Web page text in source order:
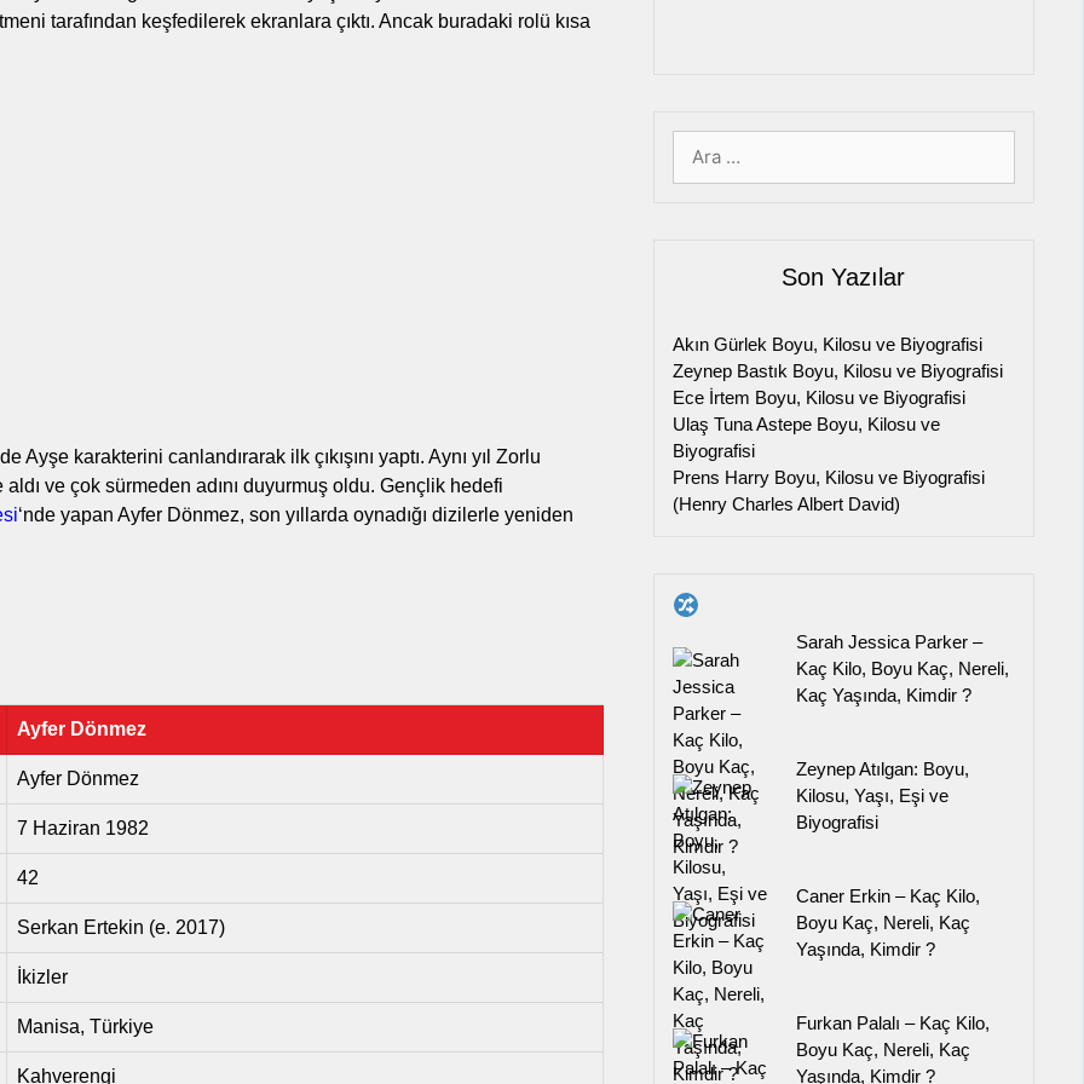
tarafından keşfedilerek ekranlara çıktı. Ancak buradaki rolü kısa
karakterini canlandırarak ilk çıkışını yaptı. Aynı yıl Zorlu
ve çok sürmeden adını duyurmuş oldu. Gençlik hedefi
‘nde yapan Ayfer Dönmez, son yıllarda oynadığı dizilerle yeniden
Ayfer Dönmez
Ayfer Dönmez
7 Haziran 1982
42
Serkan Ertekin (e. 2017)
İkizler
Manisa, Türkiye
Kahverengi
ara
Son Yazılar
Akın Gürlek Boyu, Kilosu ve Biyografisi
Zeynep Bastık Boyu, Kilosu ve Biyografisi
Ece İrtem Boyu, Kilosu ve Biyografisi
Ulaş Tuna Astepe Boyu, Kilosu ve
Biyografisi
Prens Harry Boyu, Kilosu ve Biyografisi
(Henry Charles Albert David)
Sarah Jessica Parker –
Kaç Kilo, Boyu Kaç, Nereli,
Kaç Yaşında, Kimdir ?
Zeynep Atılgan: Boyu,
Kilosu, Yaşı, Eşi ve
Biyografisi
Caner Erkin – Kaç Kilo,
Boyu Kaç, Nereli, Kaç
Yaşında, Kimdir ?
Furkan Palalı – Kaç Kilo,
Boyu Kaç, Nereli, Kaç
Yaşında, Kimdir ?